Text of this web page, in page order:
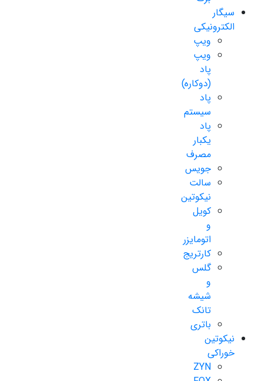
سیگار
الکترونیکی
ویپ
ویپ
پاد
(دوکاره)
پاد
سیستم
پاد
یکبار
مصرف
جویس
سالت
نیکوتین
کویل
و
اتومایزر
کارتریج
گلس
و
شیشه
تانک
باتری
نیکوتین
خوراکی
ZYN